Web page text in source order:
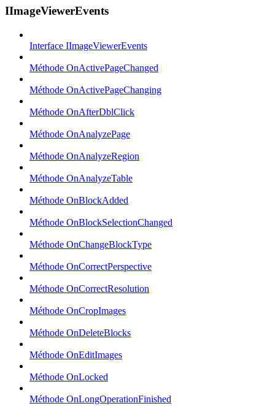
IImageViewerEvents
Interface IImageViewerEvents
Méthode OnActivePageChanged
Méthode OnActivePageChanging
Méthode OnAfterDblClick
Méthode OnAnalyzePage
Méthode OnAnalyzeRegion
Méthode OnAnalyzeTable
Méthode OnBlockAdded
Méthode OnBlockSelectionChanged
Méthode OnChangeBlockType
Méthode OnCorrectPerspective
Méthode OnCorrectResolution
Méthode OnCropImages
Méthode OnDeleteBlocks
Méthode OnEditImages
Méthode OnLocked
Méthode OnLongOperationFinished